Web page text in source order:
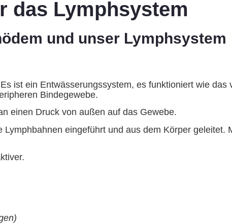
das Lymphsystem
und unser Lymphsystem
ist ein Entwässerungssystem, es funktioniert wie
Bindegewebe.
einen Druck von außen auf das Gewebe.
eingeführt und aus dem Körper geleitet.